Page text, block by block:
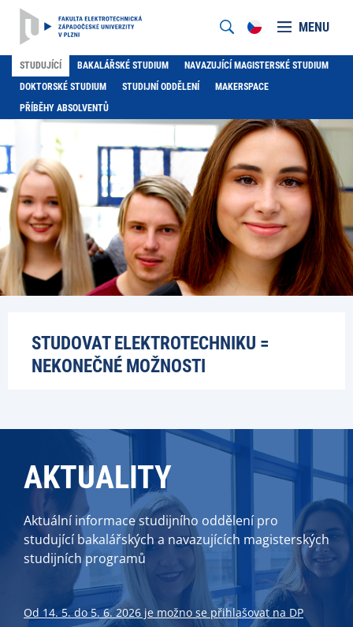
MENU
STUDUJÍCÍ BAKALÁŘSKÉ STUDIUM
NAVAZUJÍCÍ MAGISTERSKÉ STUDIUM
DOKTORSKÉ STUDIUM
STUDIJNÍ ODDĚLENÍ
MAKERSPACE
PŘÍBĚHY ABSOLVENTŮ
STUDOVAT ELEKTROTECHNIKU =
NEKONEČNÉ MOŽNOSTI
AKTUALITY
Aktuální informace studijního oddělení pro
studující bakalářských a navazujících magisterských
studijních programů
Od 14. 5. do 5. 6. 2026 je možno se přihlašovat na DP